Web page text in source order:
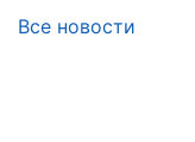
Все новости